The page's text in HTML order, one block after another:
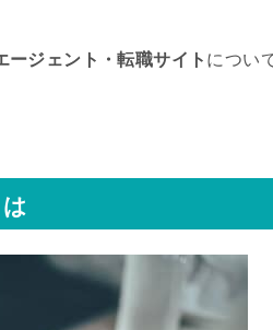
ージェント・転職サイト につい